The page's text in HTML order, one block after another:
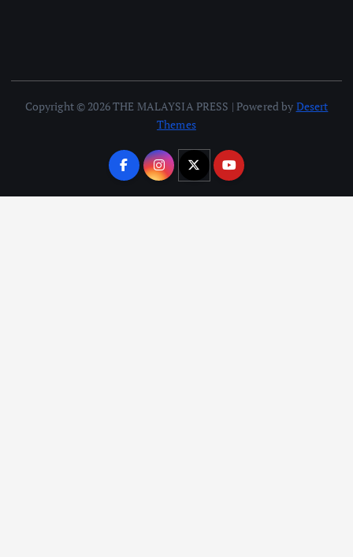
Copyright © 2026 THE MALAYSIA PRESS | Powered by Desert
Themes